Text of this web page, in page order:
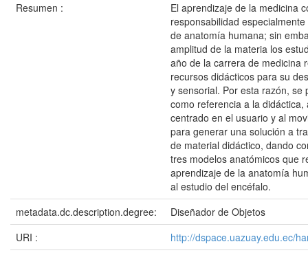
Resumen :
El aprendizaje de la medicina
responsabilidad
de anatomía humana; sin
amplitud de la materia los
año de la carrera de medicina
recursos didácticos para su
y sensorial. Por esta razón, se
como referencia a la didáctica,
centrado en el usuario y al
para generar una solución a
de material didáctico, dando
tres modelos anatómicos que
aprendizaje de la anatomía
al estudio del encéfalo.
metadata.dc.description.degree:
Diseñador de Objetos
URI :
http://dspace.uazuay.edu.ec/